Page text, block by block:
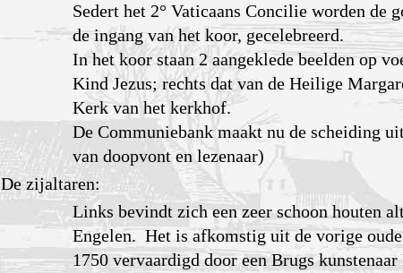
Sedert het 2° Vaticaans Concilie worden de
de ingang van het koor, gecelebreerd.
In het koor staan 2 aangeklede beelden op
Kind Jezus; rechts dat van de Heilige
Kerk van het kerkhof.
De Communiebank maakt nu de scheiding
van doopvont en lezenaar)
De zijaltaren:
Links bevindt zich een zeer schoon houten
Engelen. Het is afkomstig uit de vorige
1750 vervaardigd door een Brugs